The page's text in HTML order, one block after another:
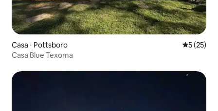
Casa ⋅ Pottsboro 5 de uma
5 (25)
Casa Blue Texoma